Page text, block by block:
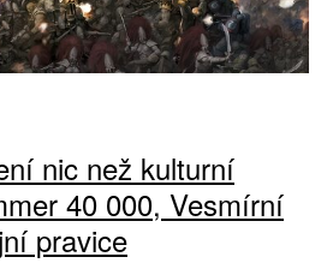
nic než kulturní
40 000, Vesmírní
pravice